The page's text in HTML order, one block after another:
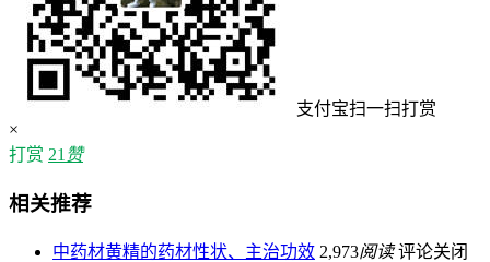
支付宝扫一扫打赏
×
打赏 21 赞
相关推荐
中药材黄精的药材性状、主治功效 2,973阅读 评论关闭